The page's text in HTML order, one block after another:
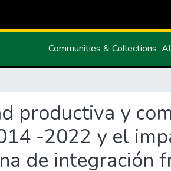
Communities & Collections
productiva y
-2022 y el
de integración